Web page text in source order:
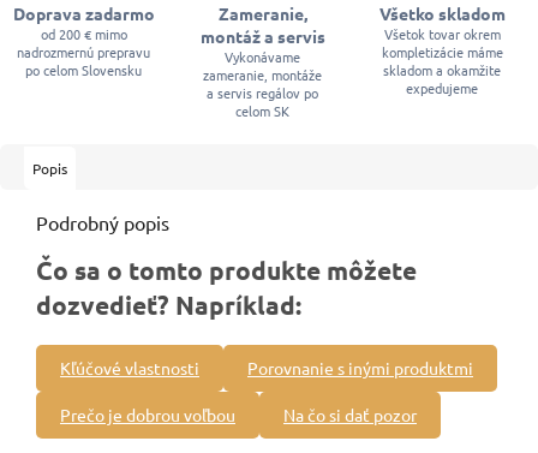
Doprava zadarmo
od 200 € mimo
nadrozmernú prepravu
po celom Slovensku
Zameranie,
montáž a servis
Vykonávame
zameranie, montáže
a servis regálov po
celom SK
Všetko skladom
Všetok tovar okrem
kompletizácie máme
skladom a okamžite
expedujeme
Popis
Podrobný popis
Čo sa o tomto produkte môžete
dozvedieť? Napríklad:
Kľúčové vlastnosti Porovnanie s inými produktmi
Prečo je dobrou voľbou Na čo si dať pozor